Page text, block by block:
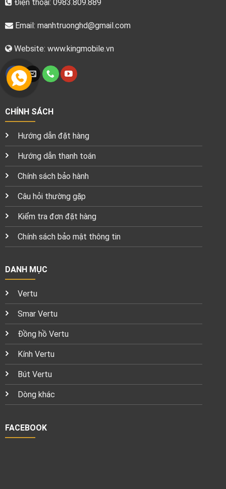
Điện thoại: 0983.809.889
Email: manhtruonghd@gmail.com
Website: www.kingmobile.vn
CHÍNH SÁCH
Hướng dẫn đặt hàng
Hướng dẫn thanh toán
Chính sách bảo hành
Câu hỏi thường gặp
Kiểm tra đơn đặt hàng
Chính sách bảo mật thông tin
DANH MỤC
Vertu
Smar Vertu
Đồng hồ Vertu
Kính Vertu
Bút Vertu
Dòng khác
FACEBOOK